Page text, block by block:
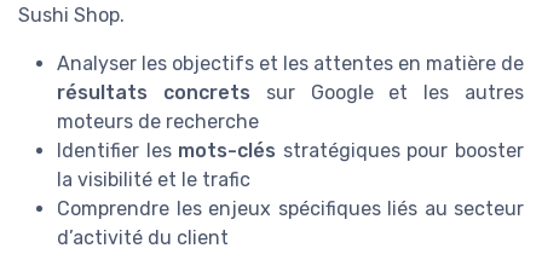
Sushi Shop.
Analyser les objectifs et les attentes en matière de
résultats concrets sur Google et les autres
moteurs de recherche
Identifier les mots-clés stratégiques pour booster
la visibilité et le trafic
Comprendre les enjeux spécifiques liés au secteur
d’activité du client